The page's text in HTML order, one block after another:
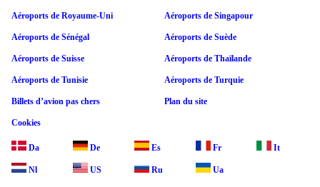
Aéroports de Royaume-Uni Aéroports de Singapour
Aéroports de Sénégal Aéroports de Suède
Aéroports de Suisse Aéroports de Thaïlande
Aéroports de Tunisie Aéroports de Turquie
Billets d’avion pas chers Plan du site
Cookies
Da De Es Fr It
Nl US Ru Ua